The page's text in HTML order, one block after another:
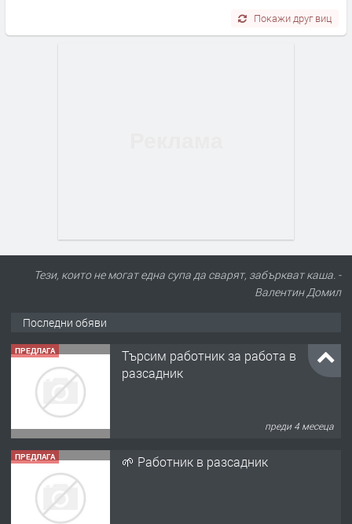
Покажи друг виц
Тези, които не могат една супа да сварят, забъркват каша. -
Валентин Домил
Последни обяви
ПРЕДЛАГА
Търсим работник за работа в
разсадник
преди 4 месеца
ПРЕДЛАГА 🌱 Работник в разсадник